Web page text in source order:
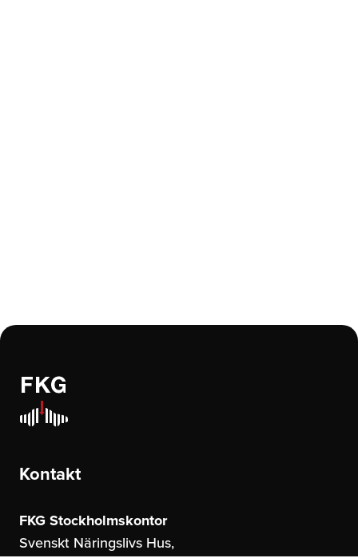
Kontakt
FKG Stockholmskontor
Svenskt Näringslivs Hus,